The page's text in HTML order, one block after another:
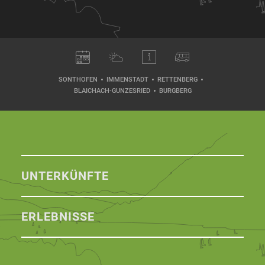
SONTHOFEN IMMENSTADT
RETTENBERG
BLAICHACH-GUNZESRIED
BURGBERG
UNTERKÜNFTE
ERLEBNISSE